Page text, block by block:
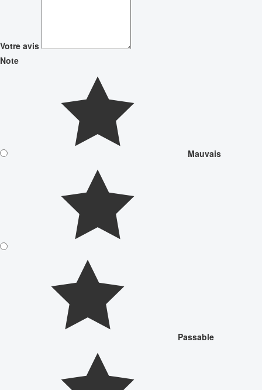
Votre avis
Note
Mauvais
Passable